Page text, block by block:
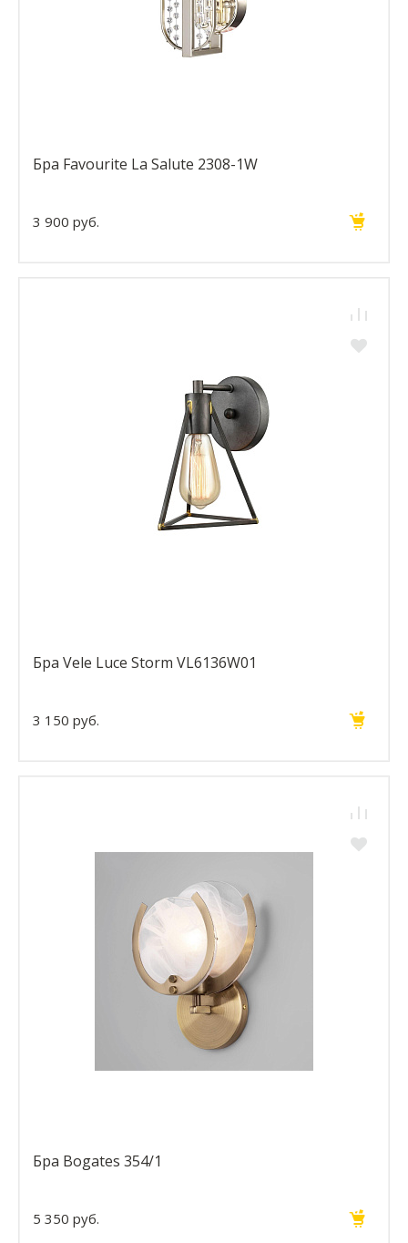
Бра Favourite La Salute 2308-1W
3 900 руб.
Бра Vele Luce Storm VL6136W01
3 150 руб.
Бра Bogates 354/1
5 350 руб.